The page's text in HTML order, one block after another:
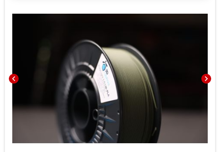
chevron_left chevron_right